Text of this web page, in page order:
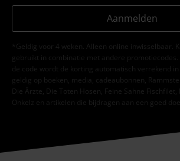
Aanmelden
*Geldig voor 4 weken. Alleen online inwisselbaar.
gebruikt in combinatie met andere promotiecodes.
de code wordt de korting automatisch verrekend
geldig op boeken, media, cadeaubonnen,
Die Ärzte, Die Toten Hosen, Feine Sahne
Onkelz en artikelen die bijdragen aan een goed